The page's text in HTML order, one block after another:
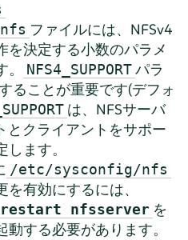
ファイルには、NFSv4
を決定する小数のパラメ
NFS4_SUPPORT パラ
ることが重要です(デフォ
は、NFSサーバ
とクライアントをサポー
ます。
/etc/sysconfig/nfs
有効にするには、
nfsserver を
する必要があります。